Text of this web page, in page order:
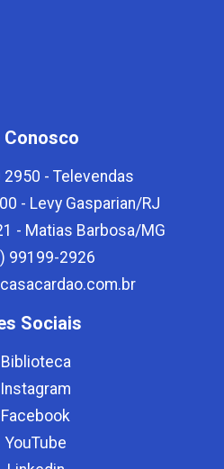
Conosco
- Televendas
- Levy Gasparian/RJ
- Matias Barbosa/MG
99199-2926
Sociais
Biblioteca
Instagram
Facebook
YouTube